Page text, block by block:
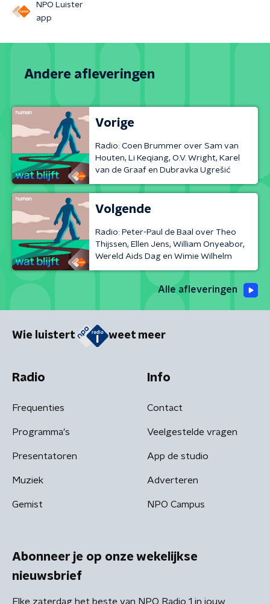
NPO Luister
app
Andere afleveringen
Vorige
Radio: Coen Brummer over Sam van
Houten, Li Keqiang, O.V. Wright, Karel
van de Graaf en Dubravka Ugrešić
Volgende
Radio: Peter-Paul de Baal over Theo
Thijssen, Ellen Jens, William Onyeabor,
Wereld Aids Dag en Wimie Wilhelm
Alle afleveringen
Wie luistert weet meer
Radio
Frequenties
Programma's
Presentatoren
Muziek
Gemist
Info
Contact
Veelgestelde vragen
App de studio
Adverteren
NPO Campus
Abonneer je op onze wekelijkse
nieuwsbrief
Elke zaterdag het beste van NPO Radio 1 in jouw